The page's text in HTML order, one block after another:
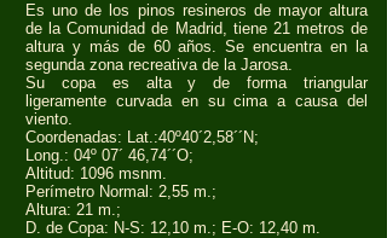
Es uno de los pinos resineros de mayor altura
de la Comunidad de Madrid, tiene 21 metros de
altura y más de 60 años. Se encuentra en la
segunda zona recreativa de la Jarosa.
Su copa es alta y de forma triangular
ligeramente curvada en su cima a causa del
viento.
Coordenadas: Lat.:40º40´2,58´´N;
Long.: 04º 07´ 46,74´´O;
Altitud: 1096 msnm.
Perímetro Normal: 2,55 m.;
Altura: 21 m.;
D. de Copa: N-S: 12,10 m.; E-O: 12,40 m.